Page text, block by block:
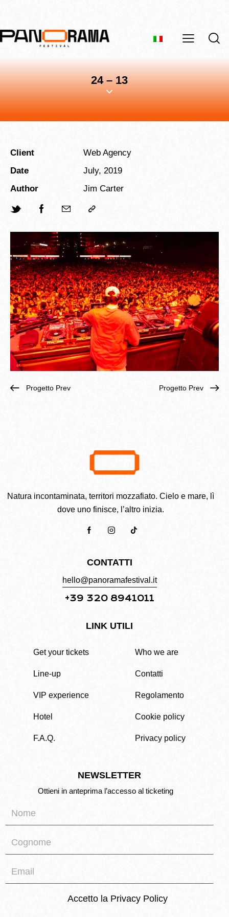
24 – 13
Client
Web Agency
Date
July, 2019
Author
Jim Carter
Progetto Prev Progetto Prev
Natura incontaminata, territori mozzafiato. Cielo e mare, lì
dove uno finisce, l’altro inizia.
CONTATTI
hello@panoramafestival.it
+39 320 8941011
LINK UTILI
Get your tickets
Line-up
VIP experience
Hotel
F.A.Q.
Who we are
Contatti
Regolamento
Cookie policy
Privacy policy
NEWSLETTER
Ottieni in anteprima l’accesso al ticketing
Accetto la Privacy Policy